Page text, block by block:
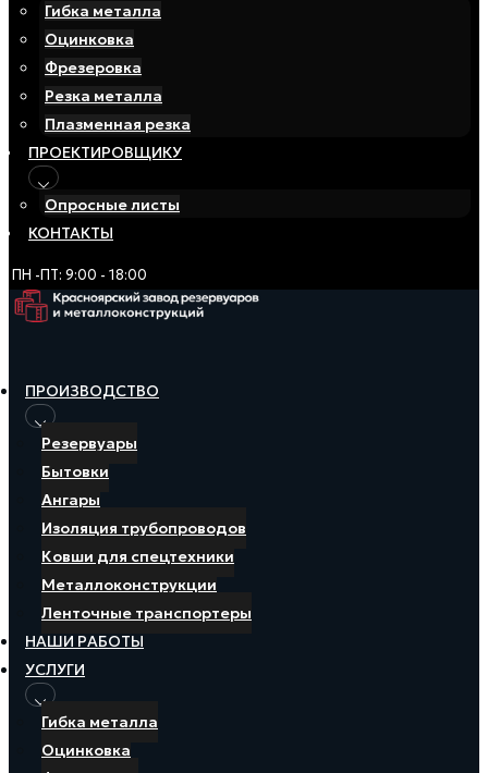
Гибка металла
Оцинковка
Фрезеровка
Резка металла
Плазменная резка
ПРОЕКТИРОВЩИКУ
Опросные листы
КОНТАКТЫ
ПН -ПТ: 9:00 - 18:00
ПРОИЗВОДСТВО
Резервуары
Бытовки
Ангары
Изоляция трубопроводов
Ковши для спецтехники
Металлоконструкции
Ленточные транспортеры
НАШИ РАБОТЫ
УСЛУГИ
Гибка металла
Оцинковка